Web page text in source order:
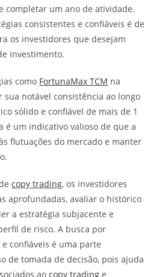
completar um ano de atividade.
consistentes e confiáveis é de
os investidores que desejam
investimento.
como FortunaMax TCM na
sua notável consistência ao longo
sólido e confiável de mais de 1
é um indicativo valioso de que a
flutuações do mercado e manter
copy trading, os investidores
aprofundadas, avaliar o histórico
a estratégia subjacente e
de risco. A busca por
confiáveis é uma parte
de tomada de decisão, pois ajuda
aocopy trading e